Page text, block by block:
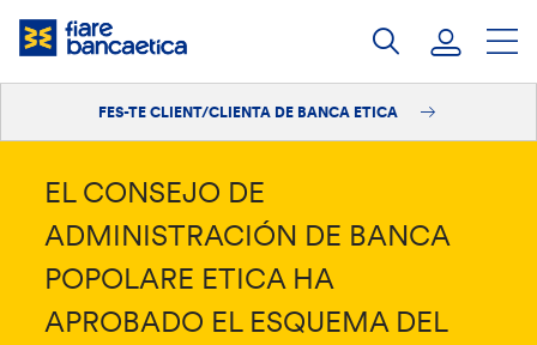
Salta
Iniciar sessió
Fes-te'n client/clienta
FES-TE CLIENT/CLIENTA DE BANCA ETICA
EL CONSEJO DE
ADMINISTRACIÓN DE BANCA
POPOLARE ETICA HA
APROBADO EL ESQUEMA DEL